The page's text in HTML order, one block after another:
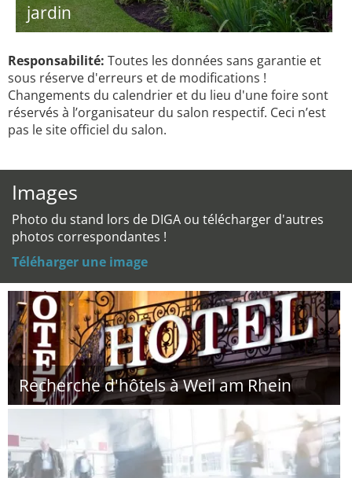
jardin
Responsabilité: Toutes les données sans garantie et
sous réserve d'erreurs et de modifications !
Changements du calendrier et du lieu d'une foire sont
réservés à l’organisateur du salon respectif. Ceci n’est
pas le site officiel du salon.
Images
Photo du stand lors de DIGA ou télécharger d'autres
photos correspondantes !
Téléharger une image
Recherche d'hôtels à Weil am Rhein